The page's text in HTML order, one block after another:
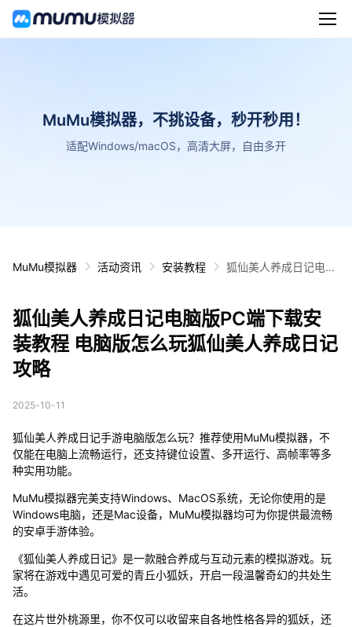
MuMu模拟器，不挑设备，秒开秒用！
适配Windows/macOS，高清大屏，自由多开
MuMu模拟器 活动资讯 安装教程
狐仙美人养成日记电脑
养成日记攻略
狐仙美人养成日记电脑版PC端下载安
装教程 电脑版怎么玩狐仙美人养成日记
攻略
2025-10-11
狐仙美人养成日记手游电脑版怎么玩？推荐使用MuMu模拟器，不
仅能在电脑上流畅运行，还支持键位设置、多开运行、高帧率等多
种实用功能。
MuMu模拟器完美支持Windows、MacOS系统，无论你使用的是
Windows电脑，还是Mac设备，MuMu模拟器均可为你提供最流畅
的安卓手游体验。
《狐仙美人养成日记》是一款融合养成与互动元素的模拟游戏。玩
家将在游戏中遇见可爱的青丘小狐妖，开启一段温馨奇幻的共处生
活。
在这片世外桃源里，你不仅可以收留来自各地性格各异的狐妖，还